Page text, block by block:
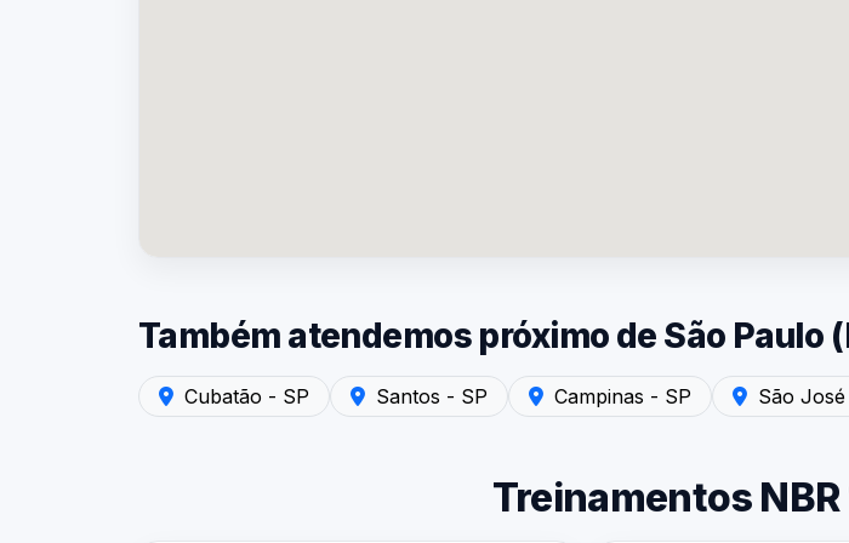
Também atendemos próximo de São Paulo
Cubatão - SP
Atendimento em Cubatão - SP — Laudo de Ruído Industrial
Santos - SP
Atendimento em Santos - SP — Laudo de Ruído
Campinas - SP
Atendimento em Campinas - SP —
São
Atendimento
Treinamentos NBR